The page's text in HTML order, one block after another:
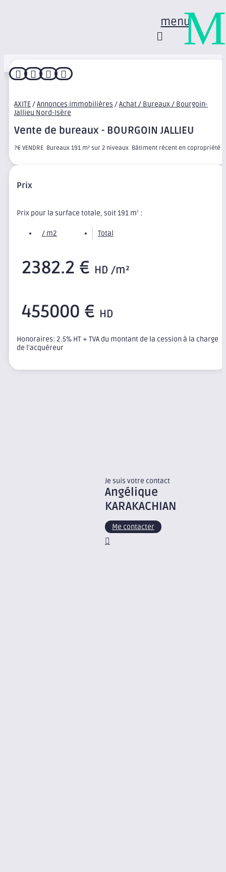
menu
   
AXITE/Annonces immobilières /Achat / Bureaux / Bourgoin-
Jallieu Nord-Isère
Vente de bureaux - BOURGOIN JALLIEU
?€ VENDRE  Bureaux 191 m² sur 2 niveaux  Bâtiment récent en copropriété
Prix
Prix pour la surface totale, soit 191 m2 :
/ m2 Total
2382.2 € HD /m²
455000 € HD
Honoraires: 2.5% HT + TVA du montant de la cession à la charge
de l'acquéreur
Je suis votre contact
Angélique
KARAKACHIAN
Me contacter
M